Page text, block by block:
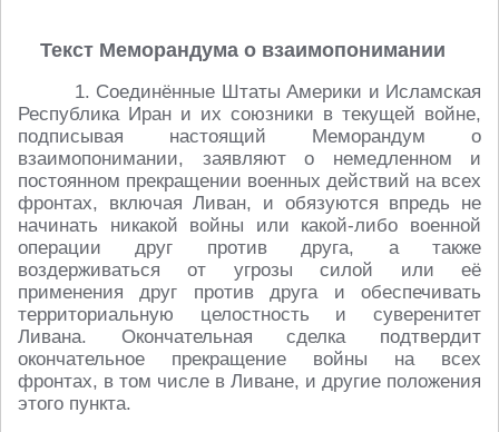
Текст Меморандума о взаимопонимании
1. Соединённые Штаты Америки и Исламская
Республика Иран и их союзники в текущей войне,
подписывая настоящий Меморандум о
взаимопонимании, заявляют о немедленном и
постоянном прекращении военных действий на всех
фронтах, включая Ливан, и обязуются впредь не
начинать никакой войны или какой-либо военной
операции друг против друга, а также
воздерживаться от угрозы силой или её
применения друг против друга и обеспечивать
территориальную целостность и суверенитет
Ливана. Окончательная сделка подтвердит
окончательное прекращение войны на всех
фронтах, в том числе в Ливане, и другие положения
этого пункта.